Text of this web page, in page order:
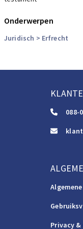
Onderwerpen
Juridisch > Erfrecht
088-
Privacy